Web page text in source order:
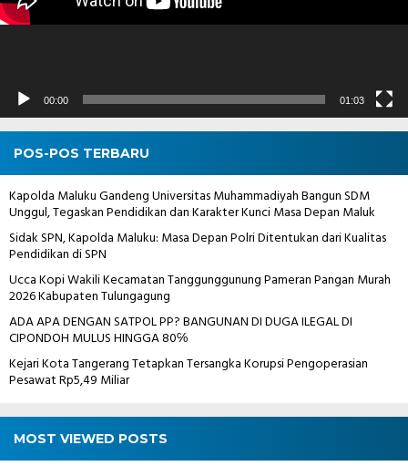
00:00 01:03
POS-POS TERBARU
Kapolda Maluku Gandeng Universitas Muhammadiyah Bangun SDM
Unggul, Tegaskan Pendidikan dan Karakter Kunci Masa Depan Maluk
Sidak SPN, Kapolda Maluku: Masa Depan Polri Ditentukan dari Kualitas
Pendidikan di SPN
Ucca Kopi Wakili Kecamatan Tanggunggunung Pameran Pangan Murah
2026 Kabupaten Tulungagung
ADA APA DENGAN SATPOL PP? BANGUNAN DI DUGA ILEGAL DI
CIPONDOH MULUS HINGGA 80℅
Kejari Kota Tangerang Tetapkan Tersangka Korupsi Pengoperasian
Pesawat Rp5,49 Miliar
MOST VIEWED POSTS